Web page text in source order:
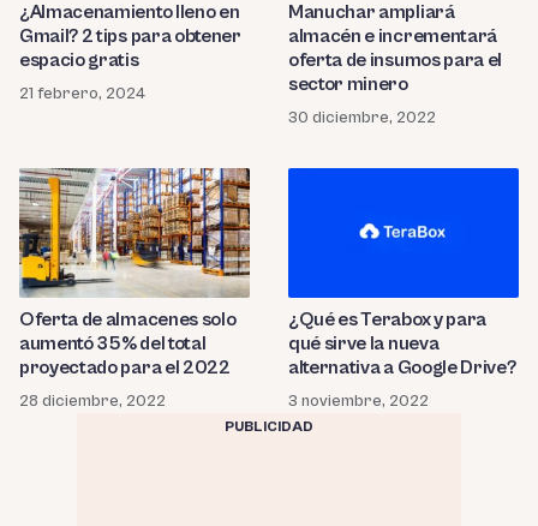
¿Almacenamiento lleno en
Gmail? 2 tips para obtener
espacio gratis
21 febrero, 2024
Manuchar ampliará
almacén e incrementará
oferta de insumos para el
sector minero
30 diciembre, 2022
Oferta de almacenes solo
aumentó 35% del total
proyectado para el 2022
28 diciembre, 2022
¿Qué es Terabox y para
qué sirve la nueva
alternativa a Google Drive?
3 noviembre, 2022
PUBLICIDAD